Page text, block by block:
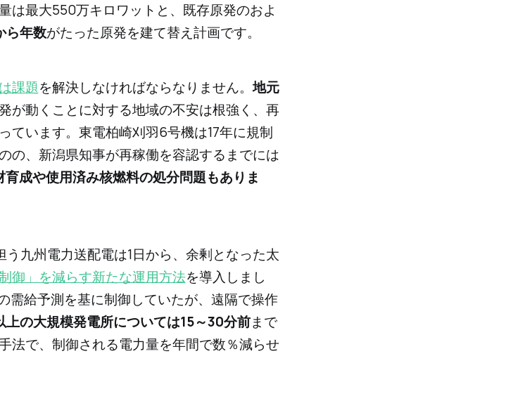
は最大550万キロワットと、既存原発のおよ
ら年数がたった原発を建て替え計画です。
課題を解決しなければならなりません。地元
が動くことに対する地域の不安は根強く、再
ています。東電柏崎刈羽6号機は17年に規制
の、新潟県知事が再稼働を容認するまでには
育成や使用済み核燃料の処分問題もありま
う九州電力送配電は1日から、余剰となった太
制御」を減らす新たな運用方法を導入しまし
需給予測を基に制御していたが、遠隔で操作
上の大規模発電所については15～30分前まで
法で、制御される電力量を年間で数％減らせ